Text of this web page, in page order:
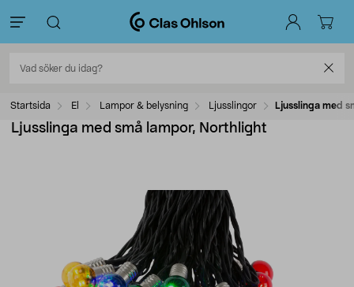
Startsida El Lampor & belysning Ljusslingor Ljusslinga med
Ljusslinga med små lampor, Northlight